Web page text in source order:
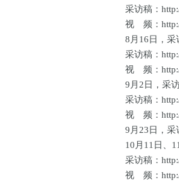
采访稿：http://
视 频：http://
8月16日，采访
采访稿：http://
视 频：http://
9月2日，采访
采访稿：http://
视 频：http://
9月23日，采访
10月11日、11
采访稿：http://
视 频：http://